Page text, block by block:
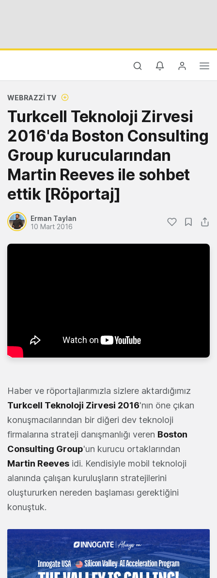
WEBRAZZI TV
Turkcell Teknoloji Zirvesi
2016'da Boston Consulting
Group kurucularından
Martin Reeves ile sohbet
ettik [Röportaj]
Erman Taylan
10 Mart 2016
Haber ve röportajlarımızla sizlere aktardığımız
Turkcell Teknoloji Zirvesi 2016'nın öne çıkan
konuşmacılarından bir diğeri dev teknoloji
firmalarına strateji danışmanlığı veren Boston
Consulting Group'un kurucu ortaklarından
Martin Reeves idi. Kendisiyle mobil teknoloji
alanında çalışan kuruluşların stratejilerini
oluştururken nereden başlaması gerektiğini
konuştuk.